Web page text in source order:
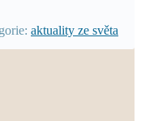
aktuality ze světa